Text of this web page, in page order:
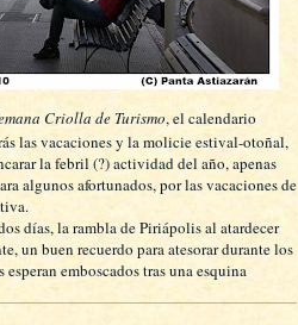
Criolla de Turismo, el calendario
las vacaciones y la molicie estival-otoñal,
la febril (?) actividad del año, apenas
algunos afortunados, por las vacaciones de
días, la rambla de Piriápolis al atardecer
un buen recuerdo para atesorar durante los
emboscados tras una esquina